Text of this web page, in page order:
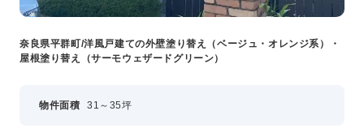
コミュニティガイドライン
奈良県平群町/洋風戸建ての外壁塗り替え（ベージュ・オレンジ系）・
屋根塗り替え（サーモウェザードグリーン）
物件面積 31～35坪